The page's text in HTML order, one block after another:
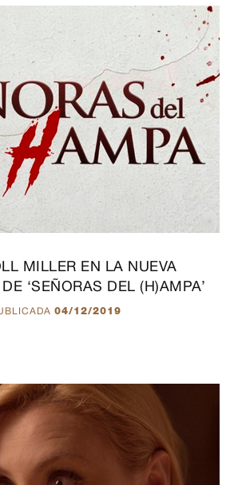
MILLER EN LA NUEVA
‘SEÑORAS DEL (H)AMPA’
04/12/2019